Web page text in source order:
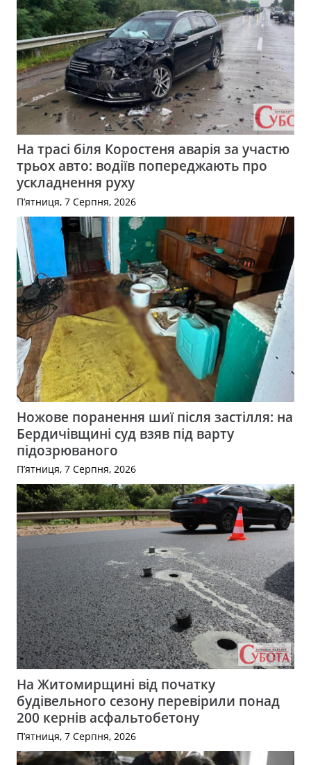
На трасі біля Коростеня аварія за участю
трьох авто: водіїв попереджають про
ускладнення руху
П’ятниця, 7 Серпня, 2026
Ножове поранення шиї після застілля: на
Бердичівщині суд взяв під варту
підозрюваного
П’ятниця, 7 Серпня, 2026
На Житомирщині від початку
будівельного сезону перевірили понад
200 кернів асфальтобетону
П’ятниця, 7 Серпня, 2026